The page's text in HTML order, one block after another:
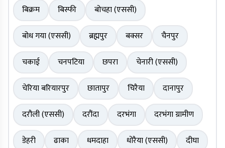
बिक्रम
बिस्फी
बोचहा (एससी)
बोध गया (एससी)
ब्रह्मपुर बक्सर
चैनपुर
चकाई
चनपटिया छपरा
चेनारी (एससी)
चेरिया बरियारपुर
छातापुर चिरैया
दानापुर
दरौली (एससी)
दरौंदा दरभंगा
दरभंगा ग्रामीण
डेहरी
ढाका धमदाहा धोरैया (एससी)
दीघा